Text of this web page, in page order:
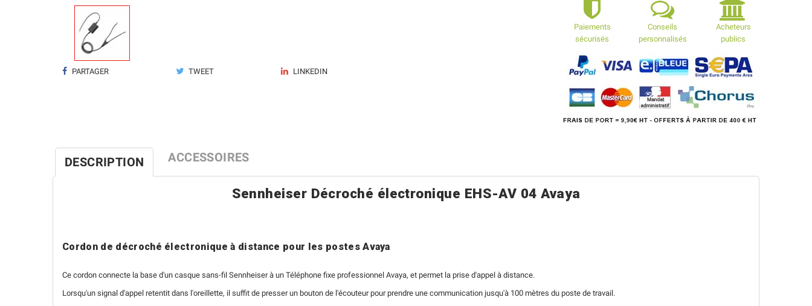
PARTAGER TWEET LINKEDIN
Paiements
sécurisés
Conseils
personnalisés
Acheteurs
publics
DESCRIPTION ACCESSOIRES
Sennheiser Décroché électronique EHS-AV 04 Avaya
Cordon de décroché électronique à distance pour les postes Avaya
Ce cordon connecte la base d'un casque sans-fil Sennheiser à un Téléphone fixe professionnel Avaya, et permet la prise d'appel à distance.
Lorsqu'un signal d'appel retentit dans l'oreillette, il suffit de presser un bouton de l'écouteur pour prendre une communication jusqu'à 100 mètres du poste de travail.